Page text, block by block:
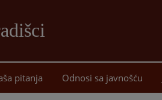
sadržaj
pitanja Odnosi sa javnošću